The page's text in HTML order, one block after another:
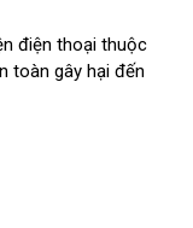
điện thoại thuộc
toàn gây hại đến